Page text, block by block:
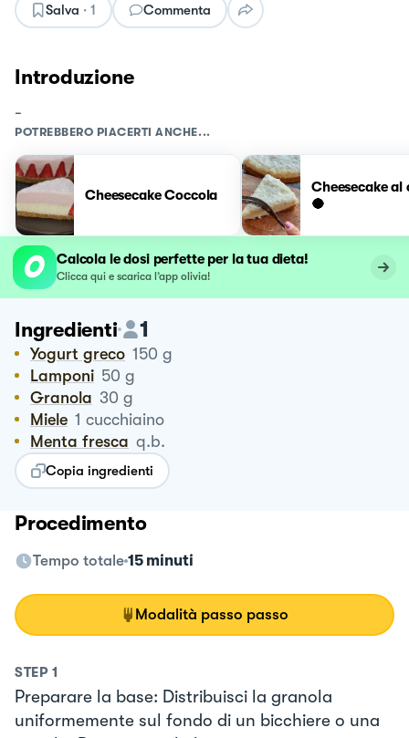
Salva · 1 Commenta
Introduzione
-
POTREBBERO PIACERTI ANCHE...
Cheesecake Coccola
Cheesecake al
🥥
Calcola le dosi perfette per la tua dieta!
Clicca qui e scarica l’app olivia!
Ingredienti 1
Yogurt greco 150 g
Lamponi 50 g
Granola 30 g
Miele 1 cucchiaino
Menta fresca q.b.
Copia ingredienti
Procedimento
Tempo totale 15 minuti
Modalità passo passo
STEP 1
Preparare la base: Distribuisci la granola
uniformemente sul fondo di un bicchiere o una